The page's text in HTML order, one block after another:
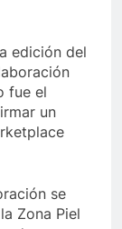
edición del
fue el
un
se
Zona Piel